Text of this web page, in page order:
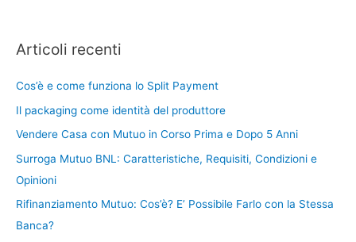
Articoli recenti
Cos’è e come funziona lo Split Payment
Il packaging come identità del produttore
Vendere Casa con Mutuo in Corso Prima e Dopo 5 Anni
Surroga Mutuo BNL: Caratteristiche, Requisiti, Condizioni e
Opinioni
Rifinanziamento Mutuo: Cos’è? E’ Possibile Farlo con la Stessa
Banca?